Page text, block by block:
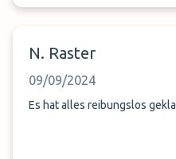
N. Raster
09/09/2024
Es hat alles reibungslos